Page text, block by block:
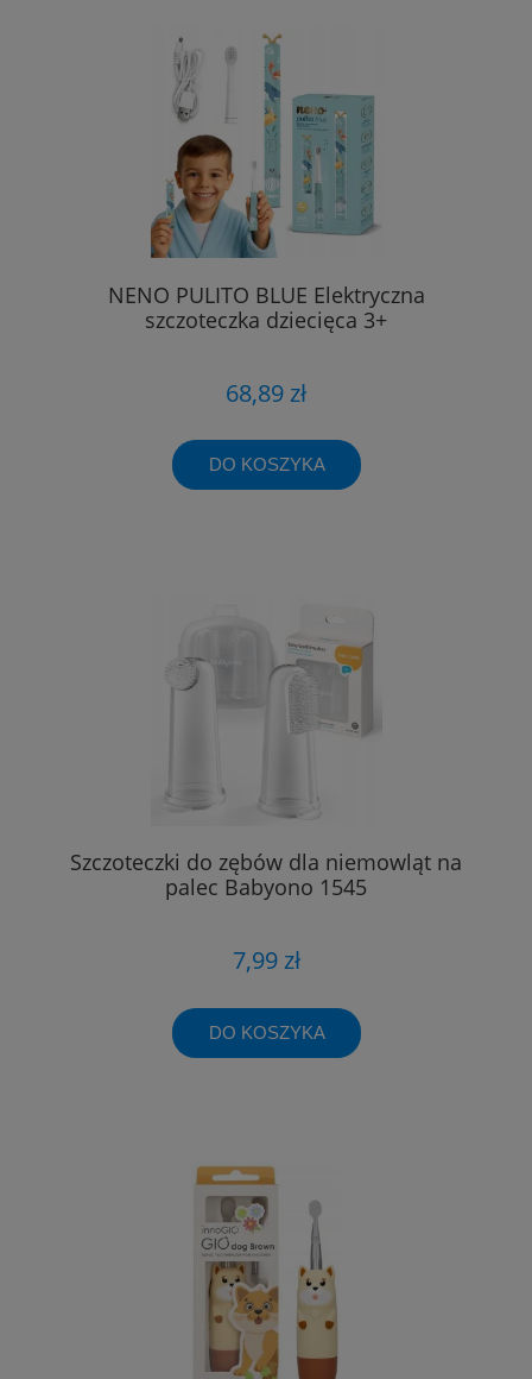
NENO PULITO BLUE Elektryczna
szczoteczka dziecięca 3+
68,89 zł
DO KOSZYKA
Szczoteczki do zębów dla niemowląt na
palec Babyono 1545
7,99 zł
DO KOSZYKA